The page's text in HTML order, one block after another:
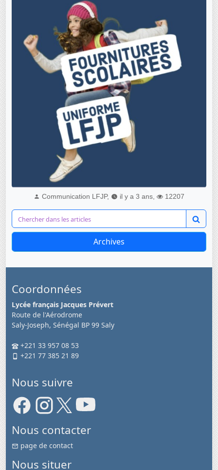
Communication LFJP, il y a 3 ans, 12207
Archives
Coordonnées
Lycée français Jacques Prévert
Route de l'Aérodrome
Saly-Joseph, Sénégal BP 99 Saly
+221 33 957 08 53
+221 77 385 21 89
Nous suivre
Nous contacter
page de contact
Nous situer